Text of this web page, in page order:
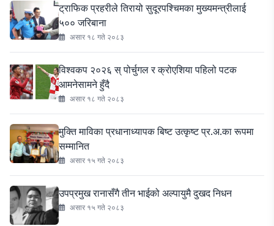
ट्राफिक प्रहरीले तिरायो सुदूरपश्चिमका मुख्यमन्त्रीलाई
५०० जरिबाना
असार १८ गते २०८३
विश्वकप २०२६ स् पोर्चुगल र क्रोएशिया पहिलो पटक
आमनेसामने हुँदै
असार १८ गते २०८३
मुक्ति माविका प्रधानाध्यापक बिष्ट उत्कृष्ट प्र.अ.का रूपमा
सम्मानित
असार १५ गते २०८३
उपप्रमुख रानासँगै तीन भाईको अल्पायुमै दुखद निधन
असार १५ गते २०८३